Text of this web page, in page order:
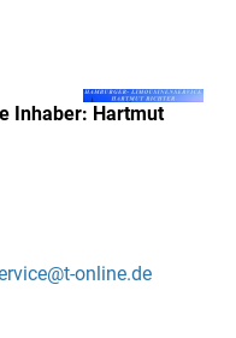
Inhaber: Hartmut
online.de